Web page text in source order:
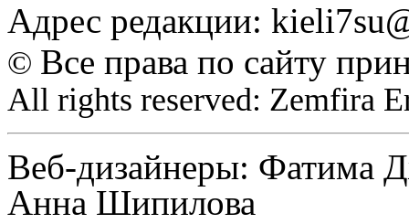
Адрес редакции:
© Все права по сайту
All rights reserved: Zemfira
Веб-дизайнеры: Фатима
Анна Шипилова